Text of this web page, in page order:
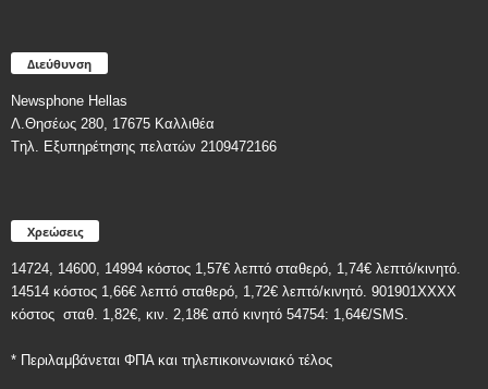
Διεύθυνση
Newsphone Hellas
Λ.Θησέως 280, 17675 Καλλιθέα
Tηλ. Εξυπηρέτησης πελατών 2109472166
Χρεώσεις
14724, 14600, 14994 κόστος 1,57€ λεπτό σταθερό, 1,74€ λεπτό/κινητό.
14514 κόστος 1,66€ λεπτό σταθερό, 1,72€ λεπτό/κινητό. 901901ΧΧΧΧ
κόστος σταθ. 1,82€, κιν. 2,18€ από κινητό 54754: 1,64€/SMS.
* Περιλαμβάνεται ΦΠΑ και τηλεπικοινωνιακό τέλος